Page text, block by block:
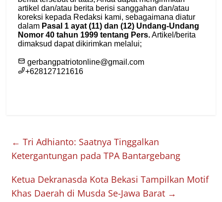
← Tri Adhianto: Saatnya Tinggalkan
Ketergantungan pada TPA Bantargebang
Ketua Dekranasda Kota Bekasi Tampilkan Motif
Khas Daerah di Musda Se-Jawa Barat →